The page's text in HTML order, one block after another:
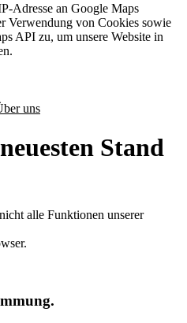
Adresse an Google Maps
Verwendung von Cookies sowie
API zu, um unsere Website in
uns
Stand
alle Funktionen unserer